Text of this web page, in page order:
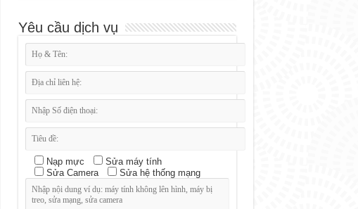
Yêu cầu dịch vụ
Nạp mực
Sửa máy tính
Sửa Camera
Sửa hệ thống mạng